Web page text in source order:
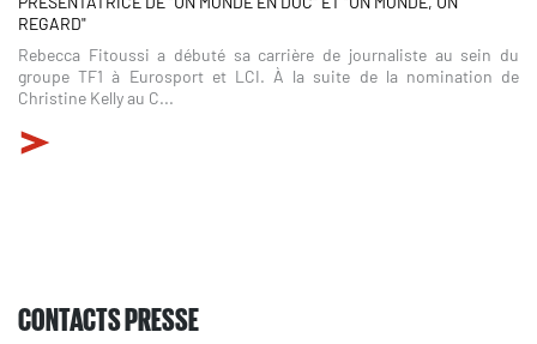
REGARD"
Rebecca Fitoussi a débuté sa carrière de journaliste au sein du
groupe TF1 à Eurosport et LCI. À la suite de la nomination de
Christine Kelly au C...
CONTACTS PRESSE